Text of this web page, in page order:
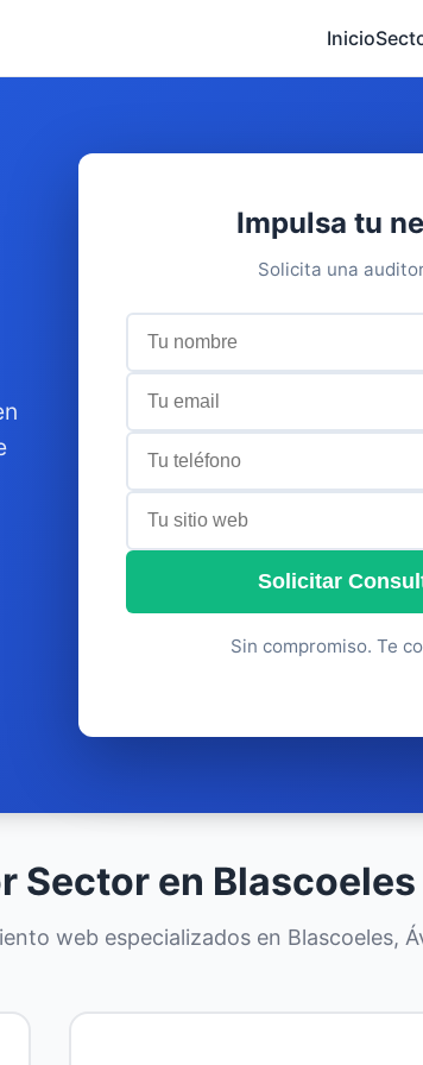
Inicio
Impulsa tu
Solicita una
Solicitar
Sin compromiso. Te
Sector en Blascoeles
web especializados en Blascoeles,